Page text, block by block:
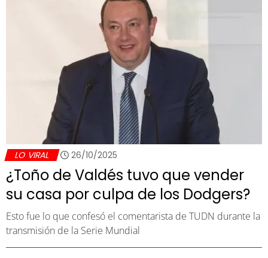
LO VIRAL 26/10/2025
¿Toño de Valdés tuvo que vender
su casa por culpa de los Dodgers?
Esto fue lo que confesó el comentarista de TUDN durante la
transmisión de la Serie Mundial